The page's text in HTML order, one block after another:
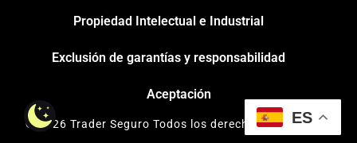
Propiedad Intelectual e Industrial
Exclusión de garantías y responsabilidad
Aceptación
© 2026 Trader Seguro Todos los derechos reservados.
ES